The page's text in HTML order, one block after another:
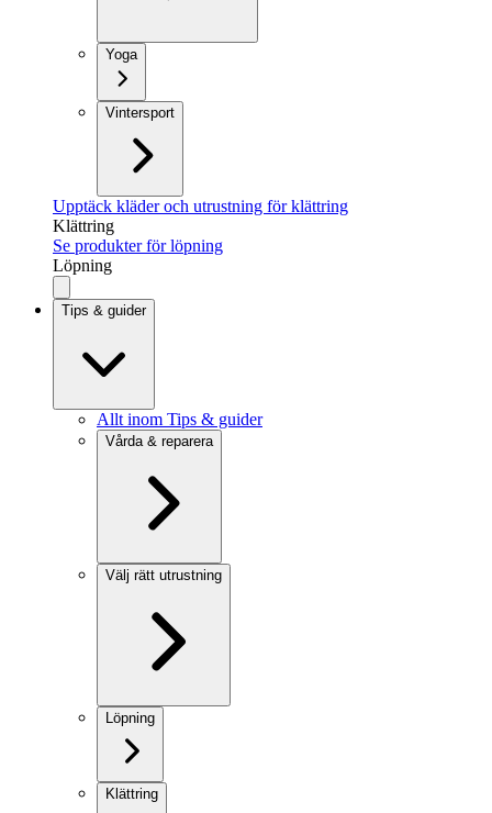
Yoga
Vintersport
Upptäck kläder och utrustning för klättring
Klättring
Se produkter för löpning
Löpning
Tips & guider
Allt inom Tips & guider
Vårda & reparera
Välj rätt utrustning
Löpning
Klättring